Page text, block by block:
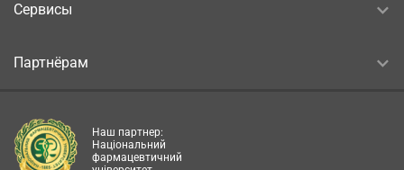
Сервисы
Партнёрам
Наш партнер:
Національний
фармацевтичний